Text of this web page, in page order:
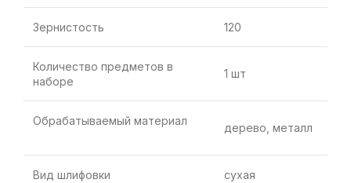
Зернистость 120
Количество предметов в
наборе
1 шт
Обрабатываемый материал
дерево, металл
Вид шлифовки сухая